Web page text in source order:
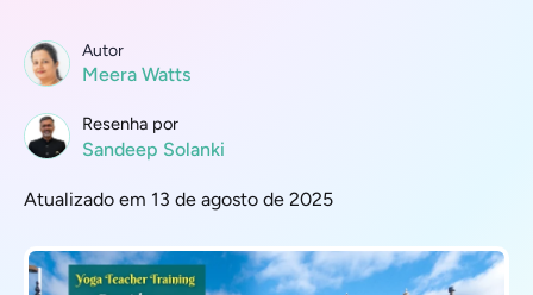
Autor
Meera Watts
Resenha por
Sandeep Solanki
Atualizado em 13 de agosto de 2025